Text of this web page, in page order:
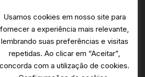
Usamos cookies em nosso site para
fornecer a experiência mais relevante,
lembrando suas preferências e visitas
repetidas. Ao clicar em “Aceitar”,
concorda com a utilização de cookies.